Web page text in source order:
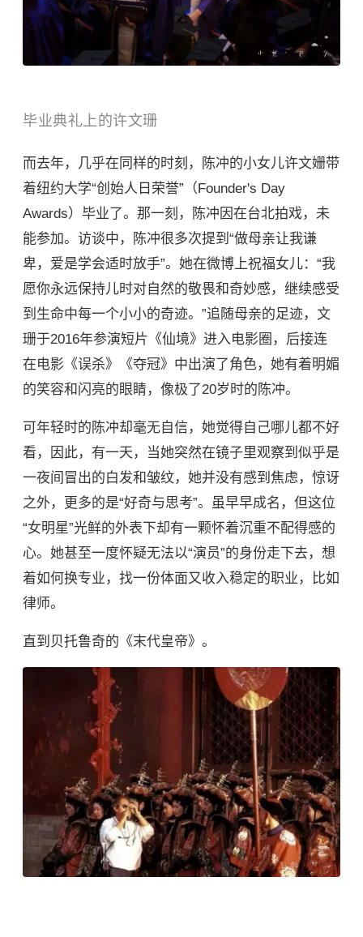
毕业典礼上的许文珊
而去年，几乎在同样的时刻，陈冲的小女儿许文姗带
着纽约大学“创始人日荣誉”（Founder's Day
Awards）毕业了。那一刻，
陈冲 因在台北拍戏，未
能参加。访谈中，陈冲很多次提到“做母亲让我谦
卑，爱是学会适时放手”。她在微博上祝福女儿：“我
愿你永远保持儿时对自然的敬畏和奇妙感，继续感受
到生命中每一个小小的奇迹。”追随母亲的足迹，文
珊于2016年参演短片《仙境》进入电影圈，后接连
在电影《误杀》《夺冠》中出演了角色，她有着明媚
的笑容和闪亮的眼睛，像极了20岁时的陈冲。
可年轻时的陈冲却毫无自信，她觉得自己哪儿都不好
看，因此，有一天，当她突然在镜子里观察到似乎是
一夜间冒出的白发和皱纹，她并没有感到焦虑，惊讶
之外，更多的是“好奇与思考”。虽早早成名，但这位
“女明星”光鲜的外表下却有一颗怀着沉重不配得感的
心。她甚至一度怀疑无法以“演员”的身份走下去，想
着如何换专业，找一份体面又收入稳定的职业，比如
律师。
直到贝托鲁奇的《末代皇帝》。